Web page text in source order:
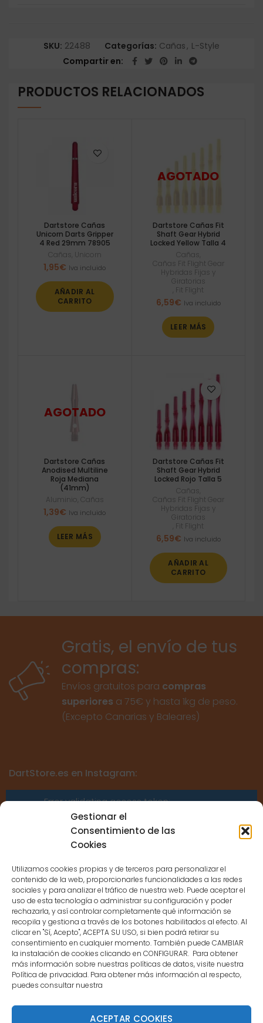
Gestionar el
Consentimiento de las
Cookies
Utilizamos cookies propias y de terceros para personalizar el
contenido de la web, proporcionarles funcionalidades a las redes
sociales y para analizar el tráfico de nuestra web. Puede aceptar el
uso de esta tecnología o administrar su configuración y poder
rechazarla, y así controlar completamente qué información se
recopila y gestiona a través de los botones habilitados al efecto. Al
clicar en "Sí, Acepto", ACEPTA SU USO, si bien podrá retirar su
consentimiento en cualquier momento. También puede CAMBIAR
la instalación de cookies clicando en CONFIGURAR. Para obtener
más información sobre nuestras políticas de datos, visite nuestra
Política de privacidad. Para obtener más información al respecto,
puedes consultar nuestra
ACEPTAR COOKIES
SKU: 22488 Categorías: Cañas, L-Style
Compartir en
PRODUCTOS RELACIONADOS
Dartstore Cañas
Unicorn Darts Gripper
4 Red 29mm 78905
Cañas Unicorn
1,95€ Iva incluido
AÑADIR AL
CARRITO
Dartstore Cañas Fit
Shaft Gear Hybrid
Locked Yellow Talla 4
Cañas
Cañas Fit Flight Gear
Hybridas Fijas y
Giratorias
Fit Flight
6,59€ Iva incluido
LEER MÁS
Dartstore Cañas
Anodised Multiline
Roja Mediana
(41mm)
Aluminio Cañas
1,39€ Iva incluido
LEER MÁS
Dartstore Cañas Fit
Shaft Gear Hybrid
Locked Rojo Talla 5
Cañas
Cañas Fit Flight Gear
Hybridas Fijas y
Giratorias
Fit Flight
6,59€ Iva incluido
AÑADIR AL
CARRITO
Gratis, el envío de tus
compras:
Envíos gratuitos para compras
superiores a 75€ y hasta 1kg de peso.
(Excepto Canarias y Baleares)
DartStore.es en Instagram:
Error validating access token:
Sessions for the user are not allowed
because the user is not a confirmed
CONTACTO
MENÚ PRINCIPAL
MI CUENTA
DOCUMENTACIÓN